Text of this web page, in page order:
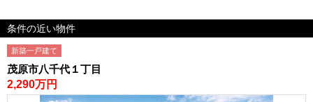
条件の近い物件
新築一戸建て
茂原市八千代１丁目
2,290万円